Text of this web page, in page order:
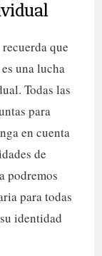
que
una lucha
Todas las
para
en cuenta
de
podremos
para todas
identidad